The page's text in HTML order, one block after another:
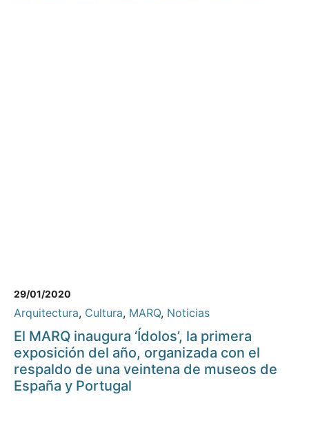
29/01/2020
Arquitectura, Cultura, MARQ, Noticias
El MARQ inaugura ‘Ídolos’, la primera
exposición del año, organizada con el
respaldo de una veintena de museos de
España y Portugal